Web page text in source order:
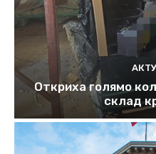
Откриха голямо
склад